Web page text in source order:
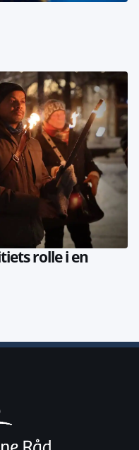
rolle i en